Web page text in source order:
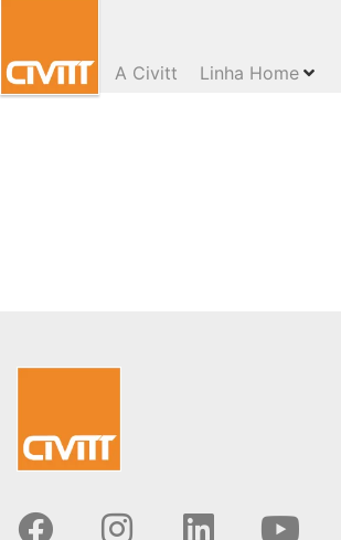
A Civitt Linha Home